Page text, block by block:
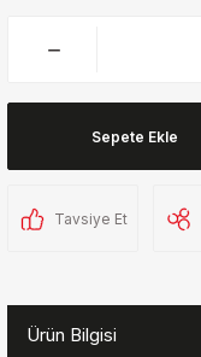
Sepete Ekle
Tavsiye Et
Ürün Bilgisi